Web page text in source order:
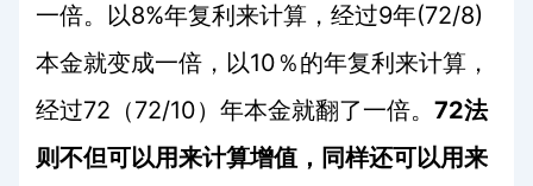
一倍。以8%年复利来计算，经过9年(72/8)
本金就变成一倍，以10 ％的年复利来计算，
经过72 （72/10）年本金就翻了一倍。72法
则不但可以用来计算增值，同样还可以用来